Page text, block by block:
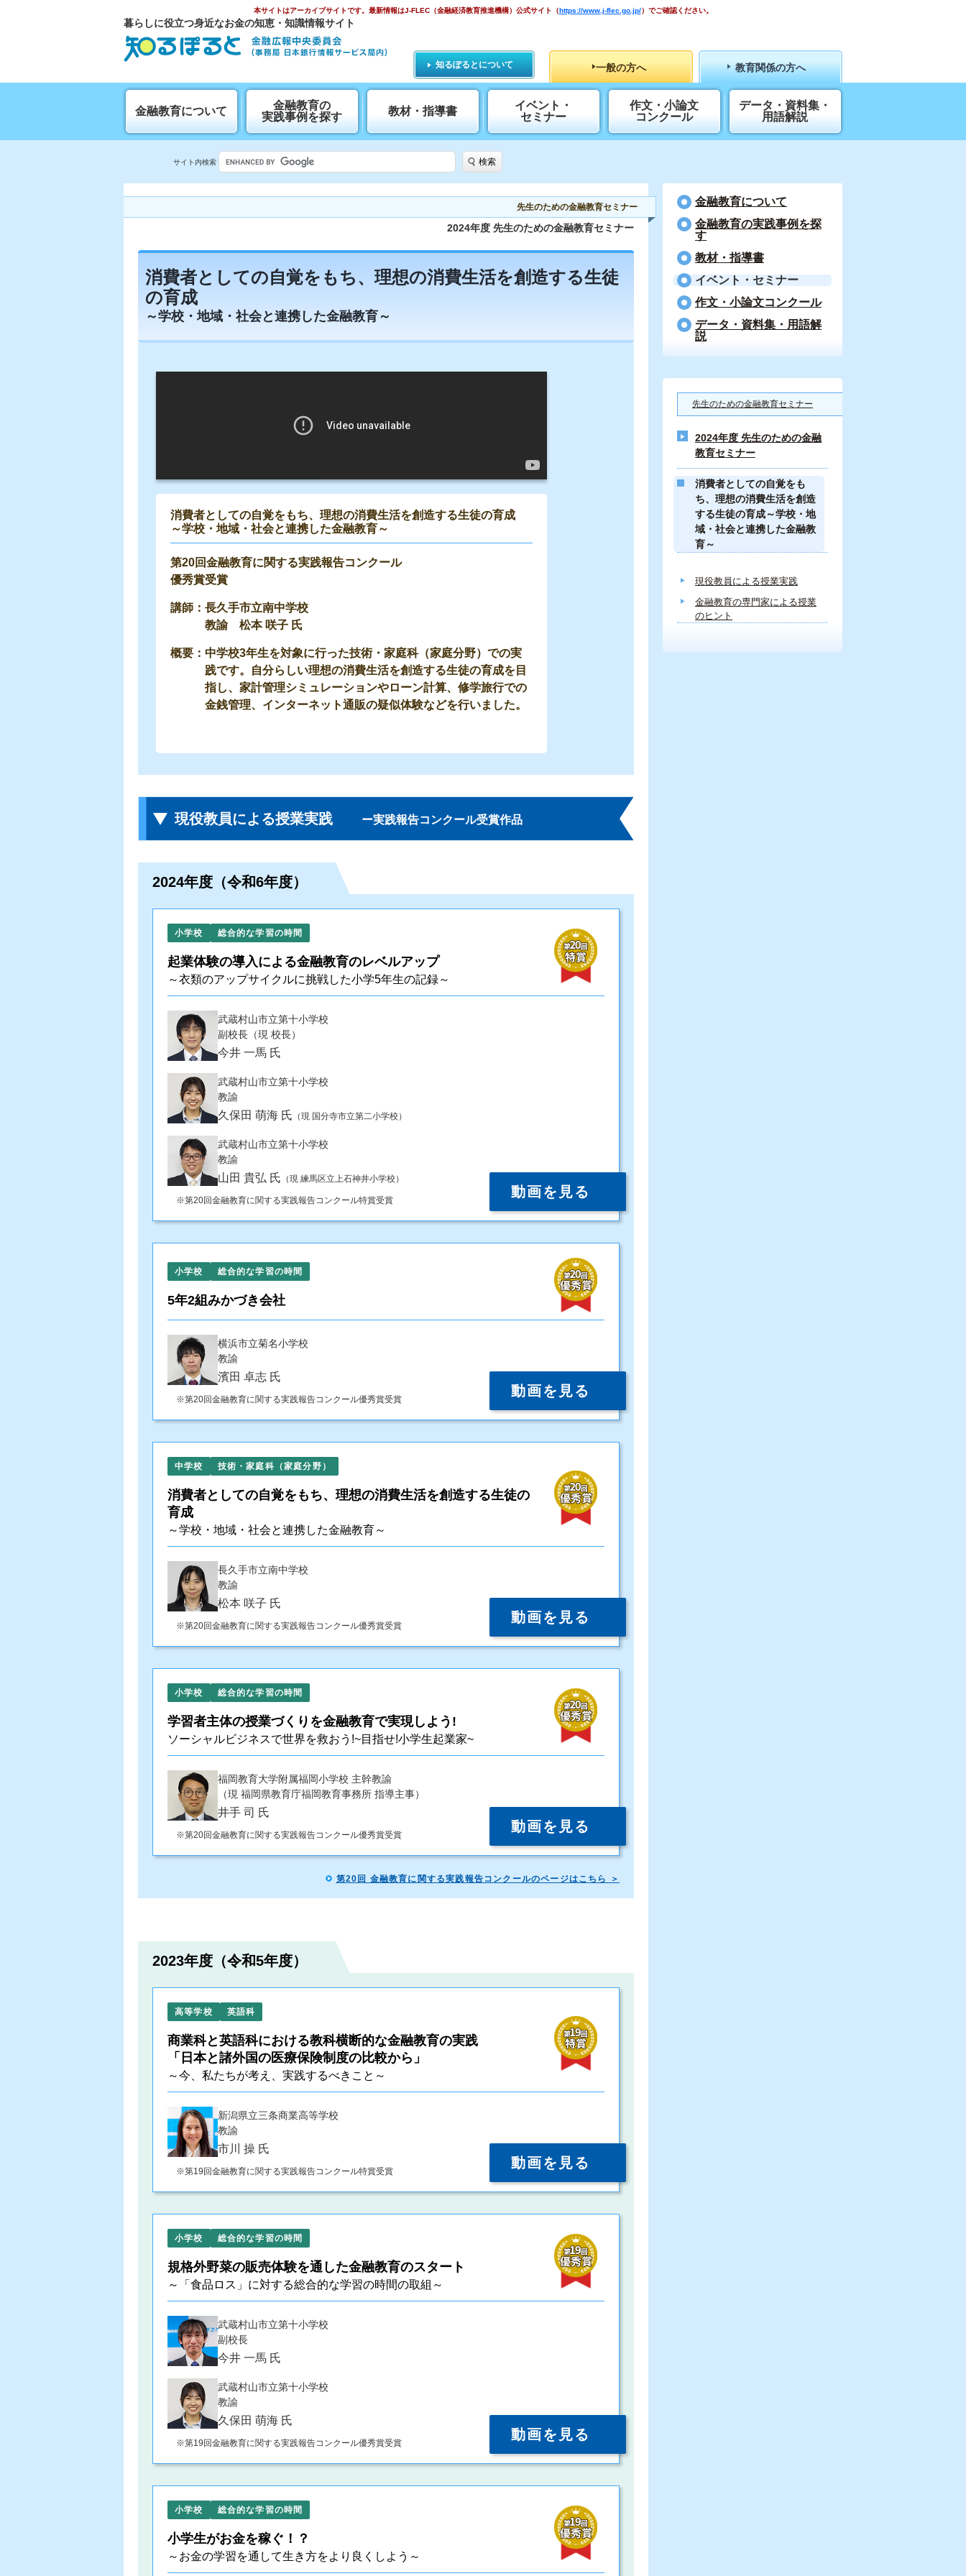
本サイトはアーカイブサイトです。 最新情報はJ-FLEC（金融経済教育推進機構）公式サイト （https://www.j-flec.go.jp/）でご確認ください。
暮らしに役立つ身近なお金の知恵・知識情報サイト
知るぽるとについて 一般の方へ 教育関係の方へ
金融教育について
⾦融教育の
実践事例を探す
教材・指導書
イベント・
セミナー
作文・小論文
コンクール
データ・資料集・
用語解説
サイト内検索 検索
先生のための金融教育セミナー
2024年度 先生のための金融教育セミナー
消費者としての自覚をもち、理想の消費生活を創造する生徒
の育成
～学校・地域・社会と連携した金融教育～
消費者としての自覚をもち、理想の消費生活を創造する生徒の育成
～学校・地域・社会と連携した金融教育～
第20回金融教育に関する実践報告コンクール
優秀賞受賞
長久手市立南中学校
教諭 松本 咲子 氏
中学校3年生を対象に行った技術・家庭科（家庭分野）での実
践です。自分らしい理想の消費生活を創造する生徒の育成を目
指し、家計管理シミュレーションやローン計算、修学旅行での
金銭管理、インターネット通販の疑似体験などを行いました。
現役教員による授業実践 ー実践報告コンクール受賞作品
2024年度（令和6年度）
小学校 総合的な学習の時間
起業体験の導入による金融教育のレベルアップ
～衣類のアップサイクルに挑戦した小学5年生の記録～
武蔵村山市立第十小学校
副校長（現 校長）
今井 一馬 氏
武蔵村山市立第十小学校
教諭
久保田 萌海 氏 （現 国分寺市立第二小学校）
武蔵村山市立第十小学校
教諭
山田 貴弘 氏 （現 練馬区立上石神井小学校）
第20回金融教育に関する実践報告コンクール特賞受賞
動画を見る
小学校 総合的な学習の時間
5年2組みかづき会社
横浜市立菊名小学校
教諭
濱田 卓志 氏
第20回金融教育に関する実践報告コンクール優秀賞受賞
動画を見る
中学校 技術・家庭科（家庭分野）
消費者としての自覚をもち、理想の消費生活を創造する生徒の
育成
～学校・地域・社会と連携した金融教育～
長久手市立南中学校
教諭
松本 咲子 氏
第20回金融教育に関する実践報告コンクール優秀賞受賞
動画を見る
小学校 総合的な学習の時間
学習者主体の授業づくりを金融教育で実現しよう!
ソーシャルビジネスで世界を救おう!~目指せ!小学生起業家~
福岡教育大学附属福岡小学校 主幹教諭
（現 福岡県教育庁福岡教育事務所 指導主事）
井手 司 氏
第20回金融教育に関する実践報告コンクール優秀賞受賞
動画を見る
第20回 金融教育に関する実践報告コンクールのページはこちら ＞
2023年度（令和5年度）
高等学校 英語科
商業科と英語科における教科横断的な金融教育の実践
「日本と諸外国の医療保険制度の比較から」
～今、私たちが考え、実践するべきこと～
新潟県立三条商業高等学校
教諭
市川 操 氏
第19回金融教育に関する実践報告コンクール特賞受賞
動画を見る
小学校 総合的な学習の時間
規格外野菜の販売体験を通した金融教育のスタート
～「食品ロス」に対する総合的な学習の時間の取組～
武蔵村山市立第十小学校
副校長
今井 一馬 氏
武蔵村山市立第十小学校
教諭
久保田 萌海 氏
第19回金融教育に関する実践報告コンクール優秀賞受賞
動画を見る
小学校 総合的な学習の時間
小学生がお金を稼ぐ！？
～お金の学習を通して生き方をより良くしよう～
金融教育について
⾦融教育の実践事例を探
す
教材・指導書
イベント・セミナー
作文・小論文コンクール
データ・資料集・用語解
説
先生のための金融教育セミナー
2024年度 先生のための金融
教育セミナー
消費者としての自覚をも
ち、理想の消費生活を創造
する生徒の育成～学校・地
域・社会と連携した金融教
育～
現役教員による授業実践
金融教育の専門家による授業
のヒント